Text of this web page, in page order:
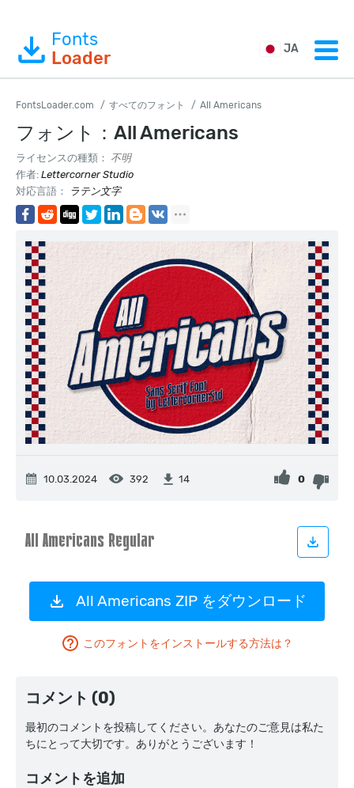
Fonts
Loader
JA
FontsLoader.com すべてのフォント All Americans
フォント：All Americans
ライセンスの種類： 不明
作者: Lettercorner Studio
対応言語：
ラテン文字
10.03.2024 392 14 0
All Americans ZIP をダウンロード
このフォントをインストールする方法は？
コメント (0)
最初のコメントを投稿してください。あなたのご意見は私た
ちにとって大切です。ありがとうございます！
コメントを追加